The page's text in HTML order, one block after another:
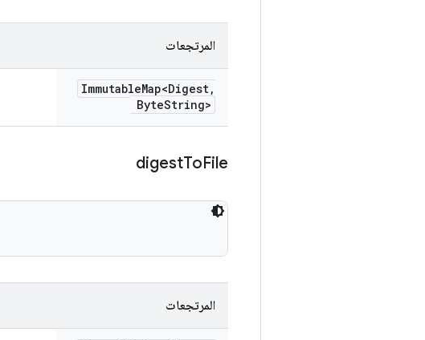
المرتجعات
ImmutableMap<Digest,
ByteString>
digestToFile
المرتجعات